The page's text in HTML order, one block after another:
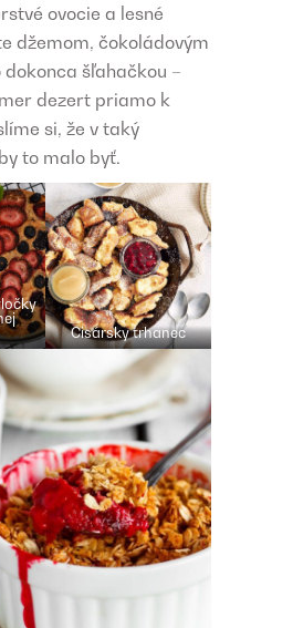
ovocie a lesné
džemom, čokoládovým
šľahačkou –
dezert priamo k
si, že v taký
to malo byť.
Cisársky trhanec